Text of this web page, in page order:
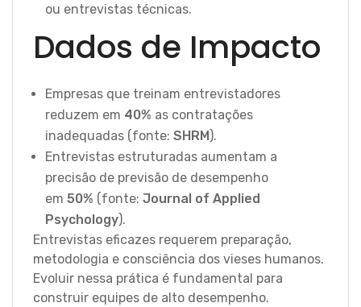
ou entrevistas técnicas.
Dados de Impacto
Empresas que treinam entrevistadores
reduzem em 40% as contratações
inadequadas (fonte: SHRM).
Entrevistas estruturadas aumentam a
precisão de previsão de desempenho
em 50% (fonte: Journal of Applied
Psychology).
Entrevistas eficazes requerem preparação,
metodologia e consciência dos vieses humanos.
Evoluir nessa prática é fundamental para
construir equipes de alto desempenho.